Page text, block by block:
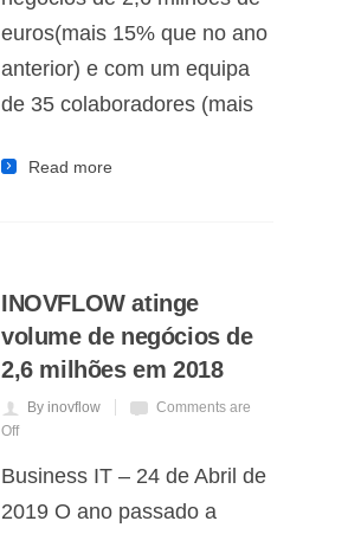
euros(mais 15% que no ano
anterior) e com um equipa
de 35 colaboradores (mais
Read more
INOVFLOW atinge
volume de negócios de
2,6 milhões em 2018
By inovflow
Comments are
Off
Business IT – 24 de Abril de
2019 O ano passado a